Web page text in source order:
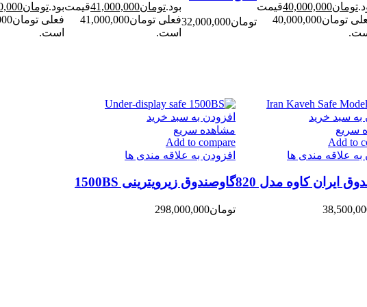
تومان40,000,000قیمت
فعلی تومان40,000,000
تومان32,000,000
بود.تومان41,000,000قیمت
فعلی تومان41,000,000
است.
بود.تومان
است.
به سبد خرید
سریع
Add to
به علاقه مندی ها
ایران کاوه مدل 820
افزودن به سبد خرید
مشاهده سریع
Add to compare
افزودن به علاقه مندی ها
گاوصندوق زیرویترینی 1500BS
تومان298,000,000